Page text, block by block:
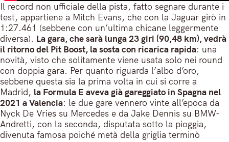
Il record non ufficiale della pista, fatto segnare durante i
test, appartiene a Mitch Evans, che con la Jaguar girò in
1:27.461 (sebbene con un’ultima chicane leggermente
diversa). La gara, che sarà lunga 23 giri (90,48 km), vedrà
il ritorno del Pit Boost, la sosta con ricarica rapida: una
novità, visto che solitamente viene usata solo nei round
con doppia gara. Per quanto riguarda l’albo d’oro,
sebbene questa sia la prima volta in cui si corre a
Madrid, la Formula E aveva già gareggiato in Spagna nel
2021 a Valencia: le due gare vennero vinte all’epoca da
Nyck De Vries su Mercedes e da Jake Dennis su BMW-
Andretti, con la seconda, disputata sotto la pioggia,
divenuta famosa poiché metà della griglia terminò